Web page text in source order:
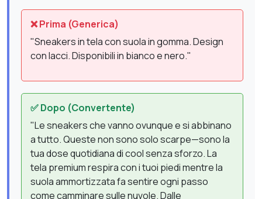
❌ Prima (Generica)
"Sneakers in tela con suola in gomma. Design
con lacci. Disponibili in bianco e nero."
✅ Dopo (Convertente)
"Le sneakers che vanno ovunque e si abbinano
a tutto. Queste non sono solo scarpe—sono la
tua dose quotidiana di cool senza sforzo. La
tela premium respira con i tuoi piedi mentre la
suola ammortizzata fa sentire ogni passo
come camminare sulle nuvole. Dalle